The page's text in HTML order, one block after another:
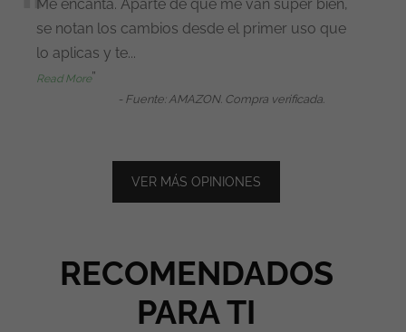
“
Me encanta. Aparte de que me van súper bien,
se notan los cambios desde el primer uso que
lo aplicas y te...
Read More”
- Fuente: AMAZON. Compra verificada.
VER MÁS OPINIONES
RECOMENDADOS
PARA TI